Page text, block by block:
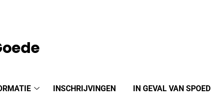
INSCHRIJVINGEN IN GEVAL VAN SPOED